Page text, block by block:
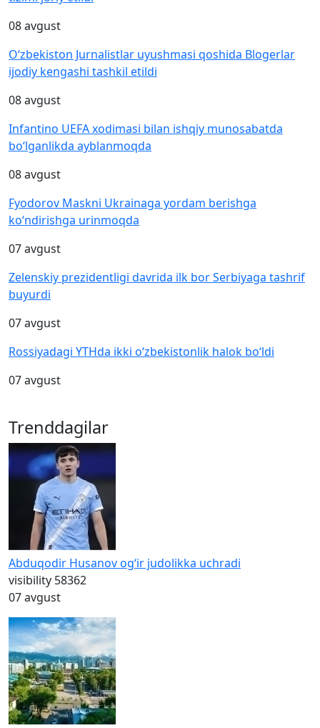
08 avgust
O‘zbekiston Jurnalistlar uyushmasi qoshida Blogerlar
ijodiy kengashi tashkil etildi
08 avgust
Infantino UEFA xodimasi bilan ishqiy munosabatda
bo‘lganlikda ayblanmoqda
08 avgust
Fyodorov Maskni Ukrainaga yordam berishga
ko‘ndirishga urinmoqda
07 avgust
Zelenskiy prezidentligi davrida ilk bor Serbiyaga tashrif
buyurdi
07 avgust
Rossiyadagi YTHda ikki o‘zbekistonlik halok bo‘ldi
07 avgust
Trenddagilar
Abduqodir Husanov og‘ir judolikka uchradi
visibility 58362
07 avgust